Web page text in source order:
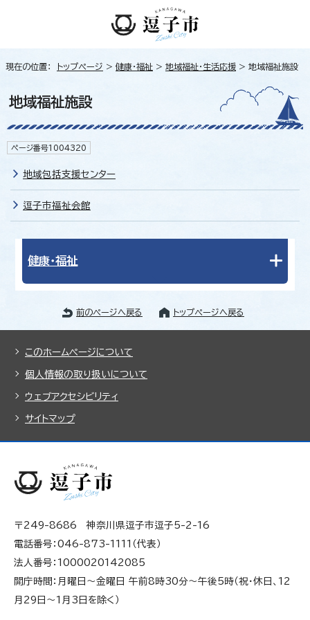
現在の位置： トップページ > 健康・福祉 > 地域福祉・生活応援 > 地域福祉施設
地域福祉施設
ページ番号1004320
地域包括支援センター
逗子市福祉会館
健康・福祉
前のページへ戻る トップページへ戻る
このホームページについて
個人情報の取り扱いについて
ウェブアクセシビリティ
サイトマップ
〒249-8686 神奈川県逗子市逗子5-2-16
電話番号：046-873-1111（代表）
法人番号：1000020142085
開庁時間：月曜日～金曜日 午前8時30分～午後5時（祝・休日、12
月29日～1月3日を除く）